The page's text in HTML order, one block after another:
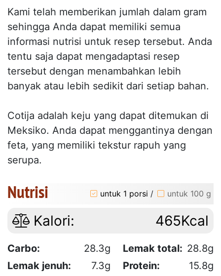
Kami telah memberikan jumlah dalam gram
sehingga Anda dapat memiliki semua
informasi nutrisi untuk resep tersebut. Anda
tentu saja dapat mengadaptasi resep
tersebut dengan menambahkan lebih
banyak atau lebih sedikit dari setiap bahan.
Cotija adalah keju yang dapat ditemukan di
Meksiko. Anda dapat menggantinya dengan
feta, yang memiliki tekstur rapuh yang
serupa.
Nutrisi untuk 1 porsi / untuk 100 g
Kalori: 465Kcal
Carbo: 28.3g Lemak total: 28.8g
Lemak jenuh:
7.3g Protein:
15.8g